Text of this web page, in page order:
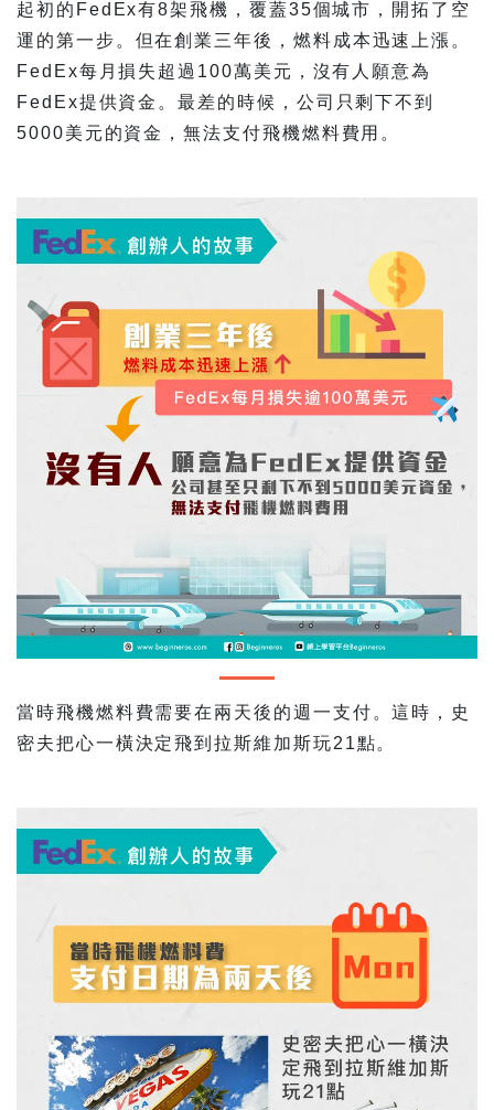
起初的FedEx有8架飛機，覆蓋35個城市，開拓了空
運的第一步。但在創業三年後，燃料成本迅速上漲。
FedEx每月損失超過100萬美元，沒有人願意為
FedEx提供資金。最差的時候，公司只剩下不到
5000美元的資金，無法支付飛機燃料費用。
當時飛機燃料費需要在兩天後的週一支付。這時，史
密夫把心一橫決定飛到拉斯維加斯玩21點。